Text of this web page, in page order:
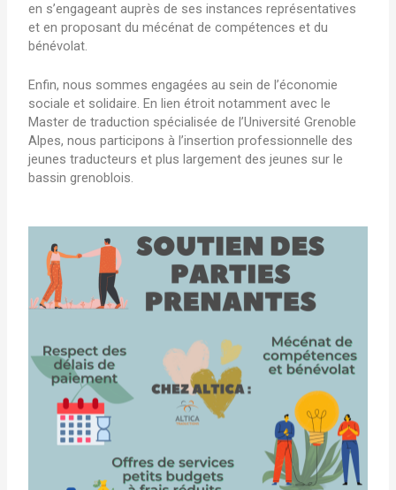
en s’engageant auprès de ses instances représentatives
et en proposant du mécénat de compétences et du
bénévolat.
Enfin, nous sommes engagées au sein de l’économie
sociale et solidaire. En lien étroit notamment avec le
Master de traduction spécialisée de l’Université Grenoble
Alpes, nous participons à l’insertion professionnelle des
jeunes traducteurs et plus largement des jeunes sur le
bassin grenoblois.